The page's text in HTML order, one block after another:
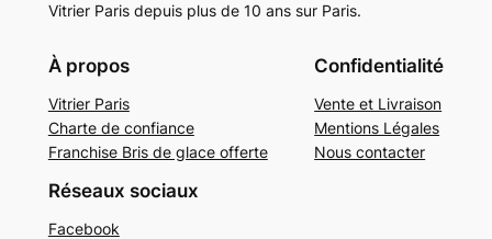
Vitrier Paris depuis plus de 10 ans sur Paris.
À propos
Vitrier Paris
Charte de confiance
Franchise Bris de glace offerte
Confidentialité
Vente et Livraison
Mentions Légales
Nous contacter
Réseaux sociaux
Facebook